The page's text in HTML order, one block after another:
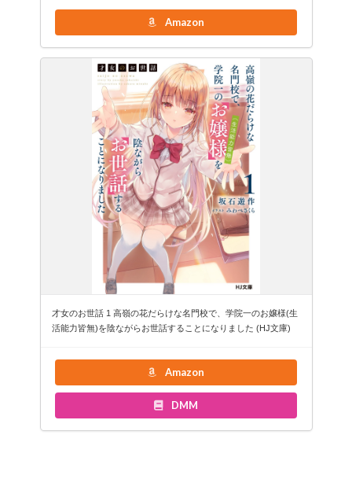
Amazon
才女のお世話 1 高嶺の花だらけな名門校で、学院一のお嬢様(生
活能力皆無)を陰ながらお世話することになりました (HJ文庫)
Amazon
DMM